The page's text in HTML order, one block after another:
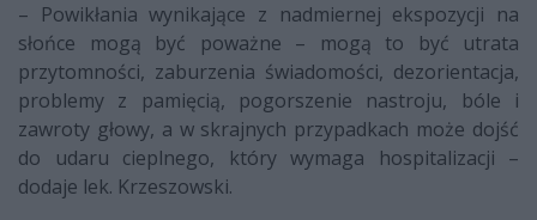
– Powikłania wynikające z nadmiernej ekspozycji na
słońce mogą być poważne – mogą to być utrata
przytomności, zaburzenia świadomości, dezorientacja,
problemy z pamięcią, pogorszenie nastroju, bóle i
zawroty głowy, a w skrajnych przypadkach może dojść
do udaru cieplnego, który wymaga hospitalizacji –
dodaje lek. Krzeszowski.